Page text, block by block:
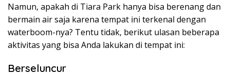
Namun, apakah di Tiara Park hanya bisa berenang dan
bermain air saja karena tempat ini terkenal dengan
waterboom-nya? Tentu tidak, berikut ulasan beberapa
aktivitas yang bisa Anda lakukan di tempat ini:
Berseluncur